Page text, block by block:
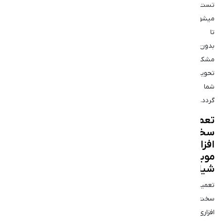
تست
میشود
تا
بدون
مشکل
تحویل
شما
گردد.
تعمیر
سخت
افزاری
موبایل
شیائومی
تعمیر
سخت
افزاری